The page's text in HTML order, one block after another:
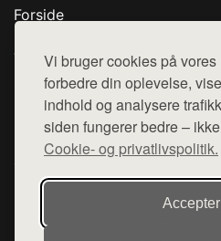
Vi bruger cookies på
forbedre din oplevelse,
indhold og analysere
siden fungerer bedre –
Cookie- og privatlivspolitik.
Forside
Top Rabatter
Kontakt
Denne side er en del af want.dk,
hjemmesider med præsentation